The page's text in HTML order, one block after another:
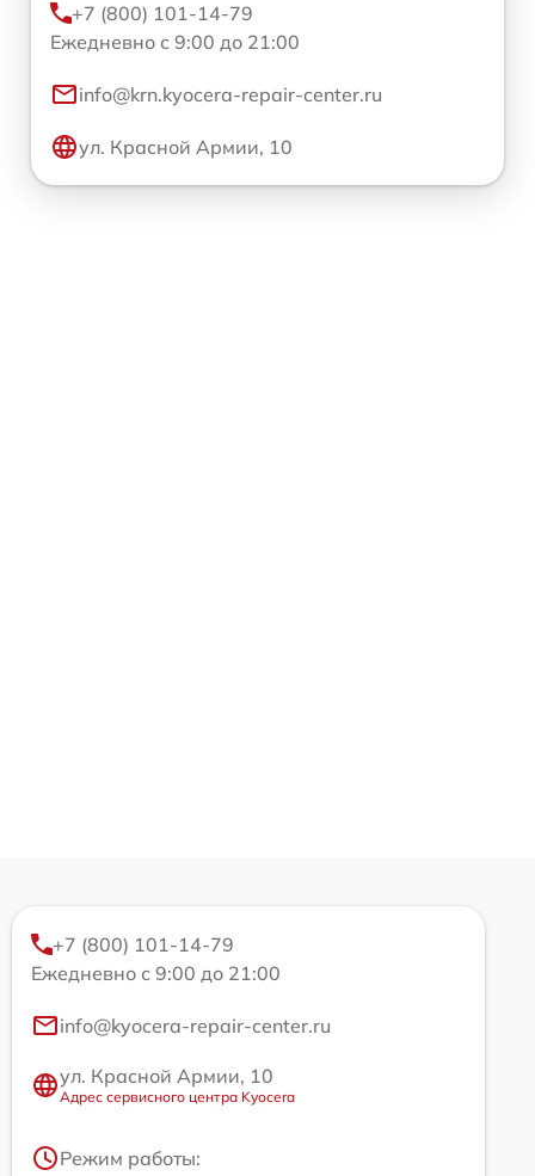
+7 (800) 101-14-79
Ежедневно с 9:00 до 21:00
info@krn.kyocera-repair-center.ru
ул. Красной Армии, 10
+7 (800) 101-14-79
Ежедневно с 9:00 до 21:00
info@kyocera-repair-center.ru
ул. Красной Армии, 10
Адрес сервисного центра Kyocera
Режим работы: